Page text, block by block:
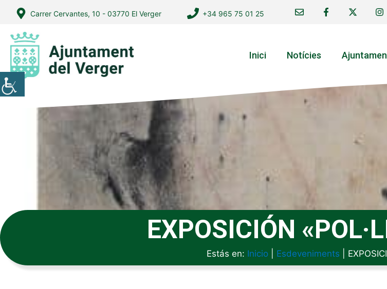
contingut
Carrer Cervantes, 10 - 03770 El Verger +34 965 75 01 25
Inici Notícies
EXPOSICIÓN
Estás en: Inicio Esdeveniments